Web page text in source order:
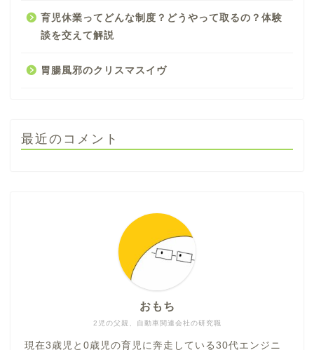
育児休業ってどんな制度？どうやって取るの？体験
談を交えて解説
胃腸風邪のクリスマスイヴ
最近のコメント
2児の父親、自動車関連会社の研究職
おもち
現在3歳児と0歳児の育児に奔走している30代エンジニ